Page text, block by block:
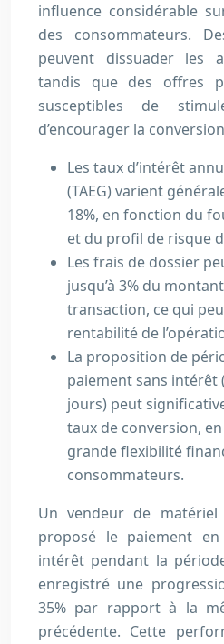
influence considérable
des consommateurs.
peuvent dissuader les
tandis que des offres
susceptibles de
d’encourager la
Les taux d’intérêt
(TAEG) varient
18%, en fonction du
et du profil de risque
Les frais de dossier
jusqu’à 3% du
transaction, ce qui
rentabilité de
La proposition de
paiement sans intérêt
jours) peut
taux de conversion,
grande flexibilité
consommateurs.
Un vendeur de
proposé le paiement
intérêt pendant la
enregistré une
35% par rapport à la
précédente. Cette